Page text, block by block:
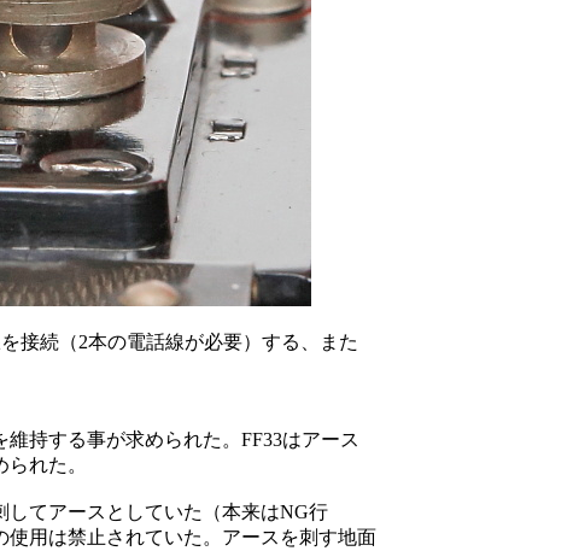
接続（2本の電話線が必要）する、また
持する事が求められた。FF33はアース
れた。
てアースとしていた（本来はNG行
用は禁止されていた。アースを刺す地面